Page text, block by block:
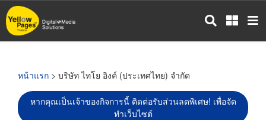
ข้าม
ไป
หน้าแรก > บริษัท ไทโย อิงค์ (ประเทศไทย) จำกัด
หากคุณเป็นเจ้าของกิจการนี้ ติดต่อรับส่วนลดพิเศษ! เพื่อจัด
ทำเว็บไซต์